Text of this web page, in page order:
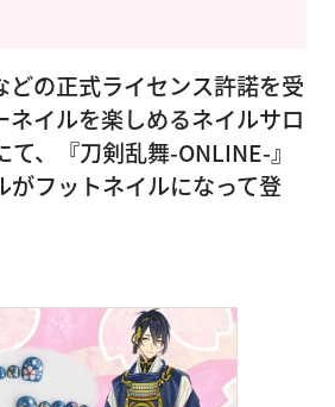
どの正式ライセンス許諾を受
ネイルを楽しめるネイルサロ
て、『刀剣乱舞-ONLINE-』
がフットネイルになって登